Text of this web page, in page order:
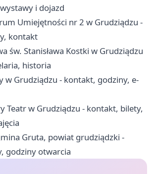
i dojazd
Umiejętności nr 2 w Grudziądzu -
kontakt
św. Stanisława Kostki w Grudziądzu
historia
w Grudziądzu - kontakt, godziny, e-
Teatr w Grudziądzu - kontakt, bilety,
Gruta, powiat grudziądzki -
godziny otwarcia